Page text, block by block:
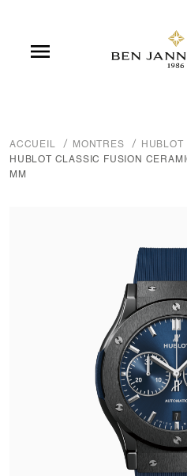

ACCUEIL MONTRES HUBLOT
HUBLOT CLASSIC FUSION
MM